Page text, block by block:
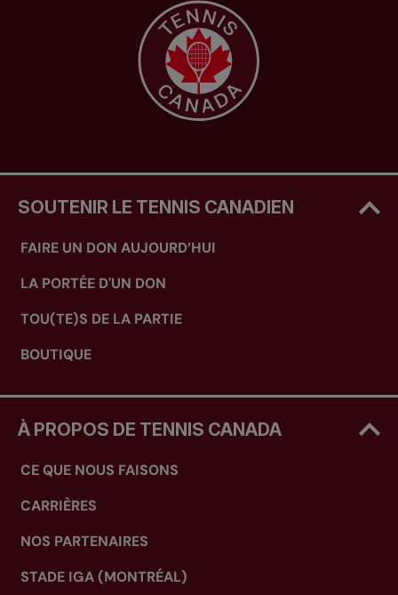
SOUTENIR LE TENNIS CANADIEN
FAIRE UN DON AUJOURD’HUI
LA PORTÉE D'UN DON
TOU(TE)S DE LA PARTIE
BOUTIQUE
À PROPOS DE TENNIS CANADA
CE QUE NOUS FAISONS
CARRIÈRES
NOS PARTENAIRES
STADE IGA (MONTRÉAL)